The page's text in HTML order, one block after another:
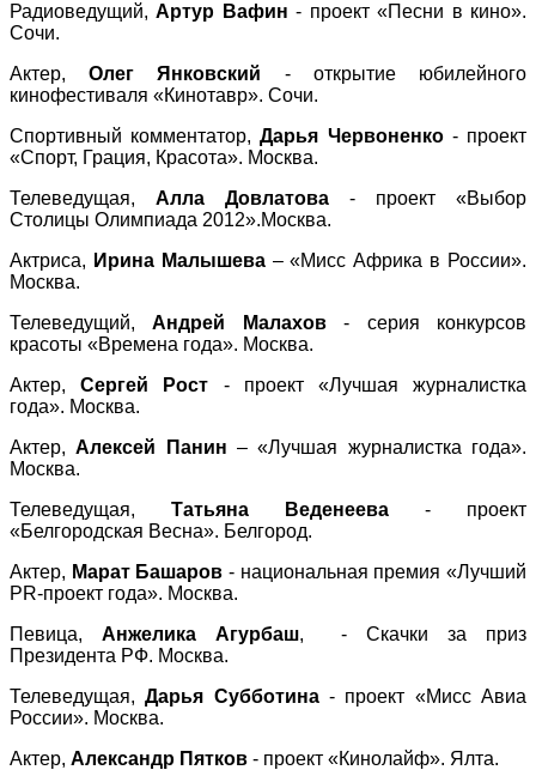
Радиоведущий,Артур Вафин - проект «Песни в кино».
Сочи.
Актер,Олег Янковский - открытие юбилейного
кинофестиваля «Кинотавр». Сочи.
Спортивный комментатор,Дарья Червоненко- проект
«Спорт, Грация, Красота». Москва.
Телеведущая, Алла Довлатова - проект «Выбор
Столицы Олимпиада 2012».Москва.
Актриса, Ирина Малышева– «Мисс Африка в России».
Москва.
Телеведущий,Андрей Малахов- серия конкурсов
красоты «Времена года». Москва.
Актер,Сергей Рост - проект «Лучшая журналистка
года». Москва.
Актер,Алексей Панин – «Лучшая журналистка года».
Москва.
Телеведущая, Татьяна Веденеева - проект
«Белгородская Весна». Белгород.
Актер, Марат Башаров - национальная премия «Лучший
PR-проект года». Москва.
Певица, Анжелика Агурбаш, - Скачки за приз
Президента РФ. Москва.
Телеведущая,Дарья Субботина- проект «Мисс Авиа
России». Москва.
Актер, Александр Пятков - проект «Кинолайф». Ялта.